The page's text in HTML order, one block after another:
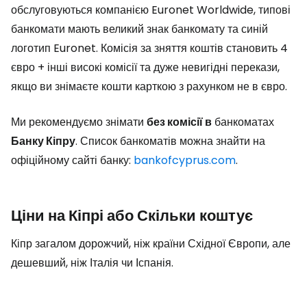
обслуговуються компанією Euronet Worldwide, типові
банкомати мають великий знак банкомату та синій
логотип Euronet. Комісія за зняття коштів становить 4
євро + інші високі комісії та дуже невигідні перекази,
якщо ви знімаєте кошти карткою з рахунком не в євро.
Ми рекомендуємо знімати без комісії в банкоматах
Банку Кіпру. Список банкоматів можна знайти на
офіційному сайті банку: bankofcyprus.com.
Ціни на Кіпрі або Скільки коштує
Кіпр загалом дорожчий, ніж країни Східної Європи, але
дешевший, ніж Італія чи Іспанія.